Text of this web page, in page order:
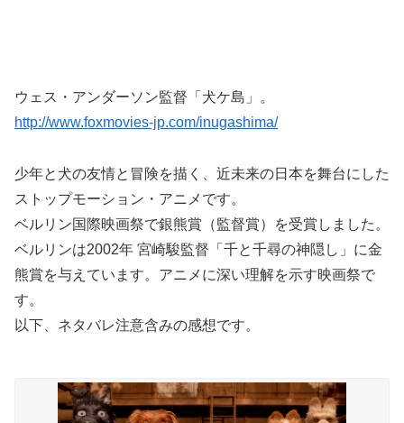
ウェス・アンダーソン監督「犬ケ島」。
http://www.foxmovies-jp.com/inugashima/
少年と犬の友情と冒険を描く、近未来の日本を舞台にした
ストップモーション・アニメです。
ベルリン国際映画祭で銀熊賞（監督賞）を受賞しました。
ベルリンは2002年 宮崎駿監督「千と千尋の神隠し」に金
熊賞を与えています。アニメに深い理解を示す映画祭で
す。
以下、ネタバレ注意含みの感想です。